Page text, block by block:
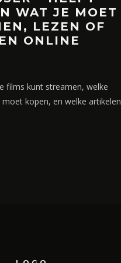
WAT JE MOET
LEZEN OF
ONLINE
films kunt streamen, welke
kopen, en welke artikelen